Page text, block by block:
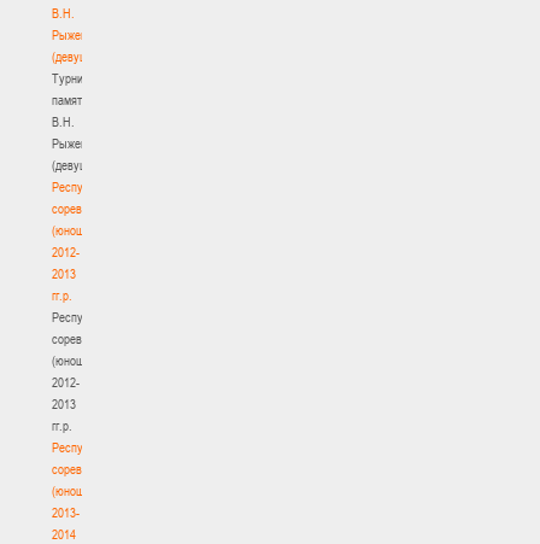
В.Н.
Рыженкова
(девушки)
Турнир
памяти
В.Н.
Рыженкова
(девушки)
Республиканские
соревнования
(юноши)
2012-
2013
гг.р.
Республиканские
соревнования
(юноши)
2012-
2013
гг.р.
Республиканские
соревнования
(юноши)
2013-
2014